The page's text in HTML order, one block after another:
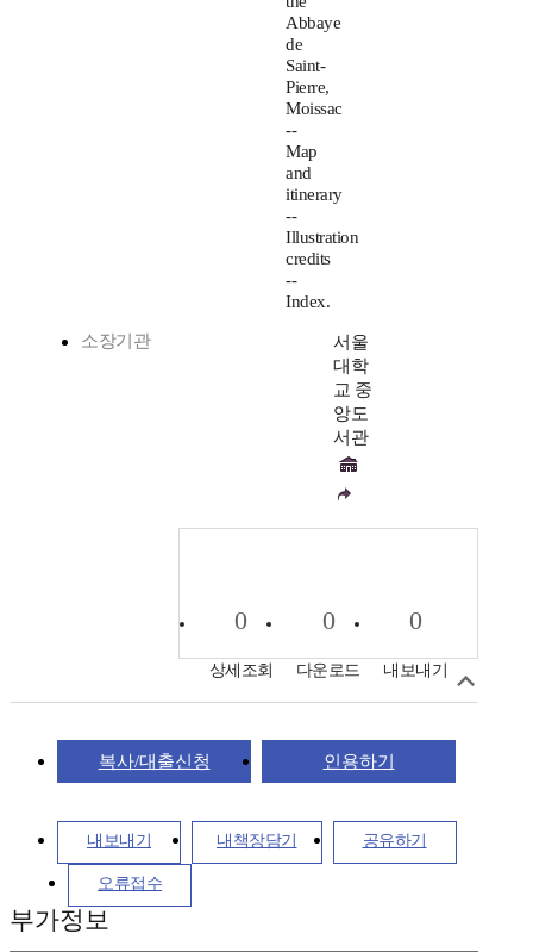
Abbaye
de
Saint-
Pierre,
Moissac
--
Map
and
itinerary
--
Illustration
credits
--
Index.
소장기관
서울
대학
교 중
앙도
서관
0
상세조회
0
다운로드
0
내보내기
복사/대출신청 인용하기
내보내기 내책장담기 공유하기
오류접수
부가정보